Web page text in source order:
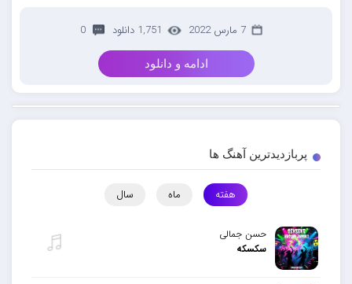
7 مارس 2022 1,751 دانلود 0
ادامه و دانلود
پربازدیدترین آهنگ ها
هفته ماه سال
حسن جمالی
سکسکه